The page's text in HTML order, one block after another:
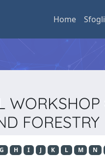
Home
FORESTRY
G H I J K L M N